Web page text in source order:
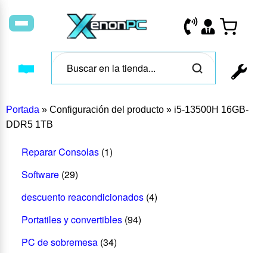
Portada » Configuración del producto » i5-13500H 16GB-
DDR5 1TB
Reparar Consolas (1)
Software (29)
descuento reacondicionados (4)
Portatiles y convertibles (94)
PC de sobremesa (34)